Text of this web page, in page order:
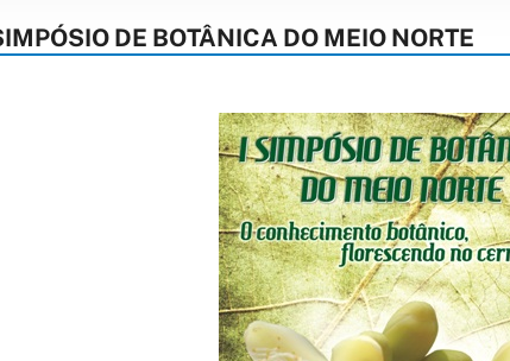
DE BOTÂNICA DO MEIO NORTE